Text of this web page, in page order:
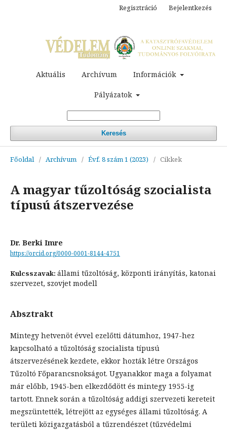
Aktuális Archívum Információk
Pályázatok
Keresés
Regisztráció Bejelentkezés
Főoldal / Archívum / Évf. 8 szám 1 (2023) / Cikkek
A magyar tűzoltóság szocialista
típusú átszervezése
Dr. Berki Imre
https://orcid.org/0000-0001-8144-4751
Kulcsszavak: állami tűzoltóság, központi irányítás, katonai
szervezet, szovjet modell
Absztrakt
Mintegy hetvenöt évvel ezelőtti dátumhoz, 1947-hez
kapcsolható a tűzoltóság szocialista típusú
átszervezésének kezdete, ekkor hozták létre Országos
Tűzoltó Főparancsnokságot. Ugyanakkor maga a folyamat
már előbb, 1945-ben elkezdődött és mintegy 1955-ig
tartott. Ennek során a tűzoltóság addigi szervezeti kereteit
megszüntették, létrejött az egységes állami tűzoltóság. A
területi közigazgatásból a tűzrendészet (tűzvédelmi